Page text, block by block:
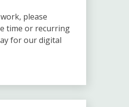
please
time or recurring
for our digital